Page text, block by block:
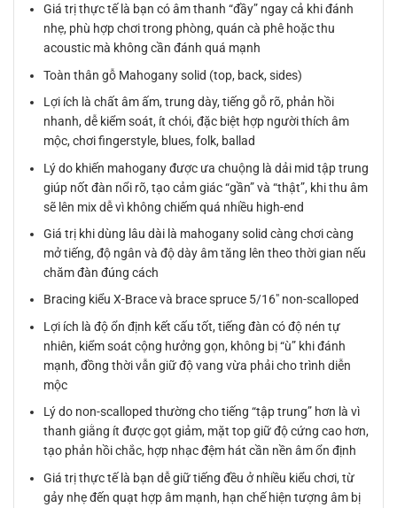
Giá trị thực tế là bạn có âm thanh “đầy” ngay cả khi đánh
nhẹ, phù hợp chơi trong phòng, quán cà phê hoặc thu
acoustic mà không cần đánh quá mạnh
Toàn thân gỗ Mahogany solid (top, back, sides)
Lợi ích là chất âm ấm, trung dày, tiếng gỗ rõ, phản hồi
nhanh, dễ kiểm soát, ít chói, đặc biệt hợp người thích âm
mộc, chơi fingerstyle, blues, folk, ballad
Lý do khiến mahogany được ưa chuộng là dải mid tập trung
giúp nốt đàn nổi rõ, tạo cảm giác “gần” và “thật”, khi thu âm
sẽ lên mix dễ vì không chiếm quá nhiều high-end
Giá trị khi dùng lâu dài là mahogany solid càng chơi càng
mở tiếng, độ ngân và độ dày âm tăng lên theo thời gian nếu
chăm đàn đúng cách
Bracing kiểu X-Brace và brace spruce 5/16″ non-scalloped
Lợi ích là độ ổn định kết cấu tốt, tiếng đàn có độ nén tự
nhiên, kiểm soát cộng hưởng gọn, không bị “ù” khi đánh
mạnh, đồng thời vẫn giữ độ vang vừa phải cho trình diễn
mộc
Lý do non-scalloped thường cho tiếng “tập trung” hơn là vì
thanh giằng ít được gọt giảm, mặt top giữ độ cứng cao hơn,
tạo phản hồi chắc, hợp nhạc đệm hát cần nền âm ổn định
Giá trị thực tế là bạn dễ giữ tiếng đều ở nhiều kiểu chơi, từ
gảy nhẹ đến quạt hợp âm mạnh, hạn chế hiện tượng âm bị